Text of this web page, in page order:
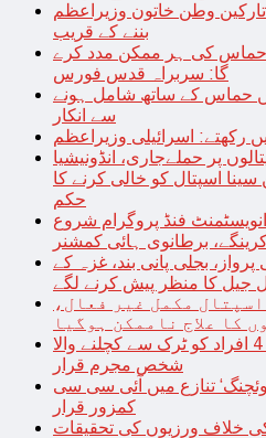
تارکین وطن خاتون وزیراعظم
بننے کے قریب
حماس کی ہر ممکن مدد کرے
گا: سربراہ قدس فورس
حماس کے ساتھ شامل ہونے
سے انکار
رکھتے: اسرائیلی وزیراعظم
پر حملےجاری، انڈونیشیا
اسپتال کو خالی کرنے کا
حکم
فنڈ پروگرام شروع
برطانوی ہائی کمشنر
بجلی پانی بند، غزہ کے
جیل کا منظر پیش کرنے لگے
مکمل غیر فعال،
کا علاج ناممکن ہوگیا
کینیڈا؛ پاکستانی خاندان کے 4 افراد کو ٹرک سے کچلنے والا
شخص مجرم قرار
تنازع میں آئی سی سی
کمزور قرار
خلاف ورزیوں کی تحقیقات